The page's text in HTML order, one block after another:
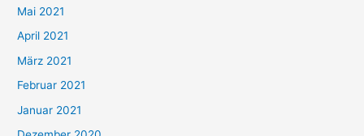
h
:
Mai 2021
April 2021
März 2021
Februar 2021
Januar 2021